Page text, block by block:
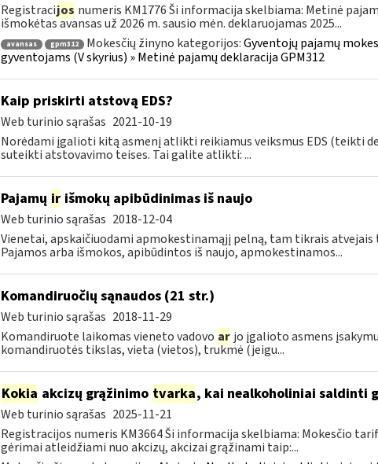
Registracijos numeris KM1776 Ši informacija skelbiama: Metinė
išmokėtas avansas už 2026 m. sausio mėn. deklaruojamas 2025...
avansas gpm312 Mokesčių žinyno kategorijos:Gyventojų pajamų
gyventojams (V skyrius) » Metinė pajamų deklaracija GPM312
Kaip priskirti atstovą EDS?
Web turinio sąrašas 2021-10-19
Norėdami įgalioti kitą asmenį atlikti reikiamus veiksmus EDS (teikti
suteikti atstovavimo teises. Tai galite atlikti: ...
Pajamų irišmokų apibūdinimas iš naujo
Web turinio sąrašas 2018-12-04
Vienetai, apskaičiuodami apmokestinamąjį pelną, tam tikrais
Pajamos arba išmokos, apibūdintos iš naujo, apmokestinamos...
Komandiruočių sąnaudos (21 str.)
Web turinio sąrašas 2018-11-29
Komandiruote laikomas vieneto vadovo ar jo įgalioto asmens
komandiruotės tikslas, vieta (vietos), trukmė (jeigu...
Kokia akcizų grąžinimo tvarka, kai nealkoholiniai saldinti
Web turinio sąrašas 2025-11-21
Registracijos numeris KM3664 Ši informacija skelbiama: Mokesčio
gėrimai atleidžiami nuo akcizų, akcizai grąžinami taip:...